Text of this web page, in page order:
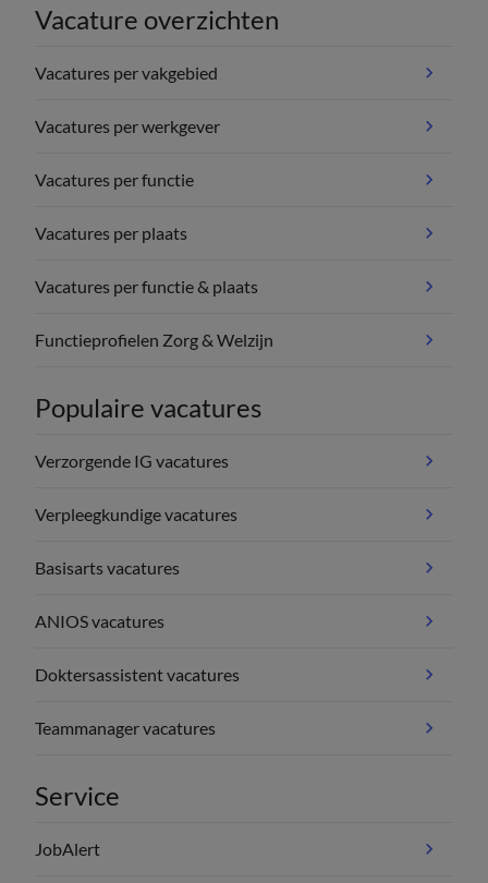
Vacature overzichten
Vacatures per vakgebied
Vacatures per werkgever
Vacatures per functie
Vacatures per plaats
Vacatures per functie & plaats
Functieprofielen Zorg & Welzijn
Populaire vacatures
Verzorgende IG vacatures
Verpleegkundige vacatures
Basisarts vacatures
ANIOS vacatures
Doktersassistent vacatures
Teammanager vacatures
Service
JobAlert